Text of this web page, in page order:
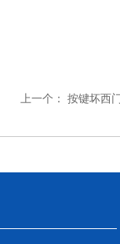
上一个： 按键坏西